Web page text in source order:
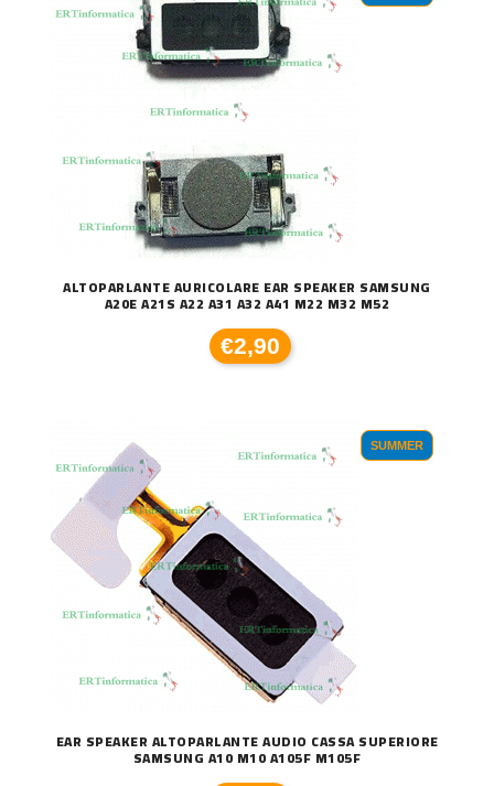
ALTOPARLANTE AURICOLARE EAR SPEAKER SAMSUNG
A20E A21S A22 A31 A32 A41 M22 M32 M52
€2,90
SUMMER
EAR SPEAKER ALTOPARLANTE AUDIO CASSA SUPERIORE
SAMSUNG A10 M10 A105F M105F